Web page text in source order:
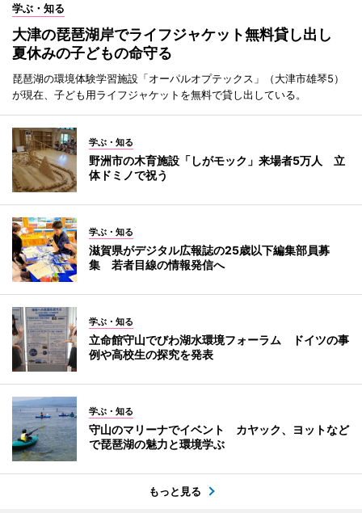
学ぶ・知る
大津の琵琶湖岸でライフジャケット無料貸し出し
夏休みの子どもの命守る
琵琶湖の環境体験学習施設「オーパルオプテックス」（大津市雄琴5）
が現在、子ども用ライフジャケットを無料で貸し出している。
学ぶ・知る
野洲市の木育施設「しがモック」来場者5万人 立
体ドミノで祝う
学ぶ・知る
滋賀県がデジタル広報誌の25歳以下編集部員募
集 若者目線の情報発信へ
学ぶ・知る
立命館守山でびわ湖水環境フォーラム ドイツの事
例や高校生の探究を発表
学ぶ・知る
守山のマリーナでイベント カヤック、ヨットなど
で琵琶湖の魅力と環境学ぶ
もっと見る